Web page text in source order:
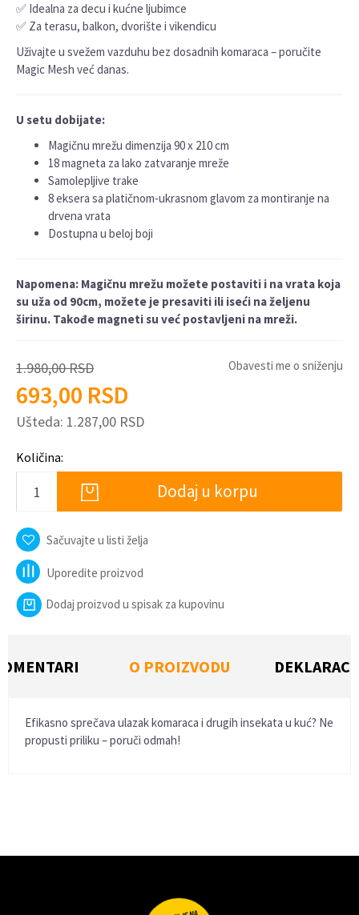
✅ Idealna za decu i kućne ljubimce
✅ Za terasu, balkon, dvorište i vikendicu
Uživajte u svežem vazduhu bez dosadnih komaraca – poručite
Magic Mesh već danas.
U setu dobijate:
Magičnu mrežu dimenzija 90 x 210 cm
18 magneta za lako zatvaranje mreže
Samolepljive trake
8 eksera sa platičnom-ukrasnom glavom za montiranje na
drvena vrata
Dostupna u beloj boji
Napomena: Magičnu mrežu možete postaviti i na vrata koja
su uža od 90cm, možete je presaviti ili iseći na željenu
širinu. Takođe magneti su već postavljeni na mreži.
1.980,00RSD
693,00 RSD
Ušteda: 1.287,00 RSD
Obavesti me o sniženju
Količina:
Dodaj u korpu
Sačuvajte u listi želja
Uporedite proizvod
Dodaj proizvod u spisak za kupovinu
O PROIZVODU
Efikasno sprečava ulazak komaraca i drugih insekata u kuć? Ne
propusti priliku – poruči odmah!